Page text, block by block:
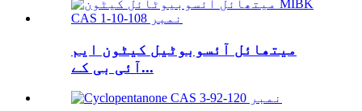
میتھائل آئسوبوٹیل کیٹون ایم
آئی بی کے...